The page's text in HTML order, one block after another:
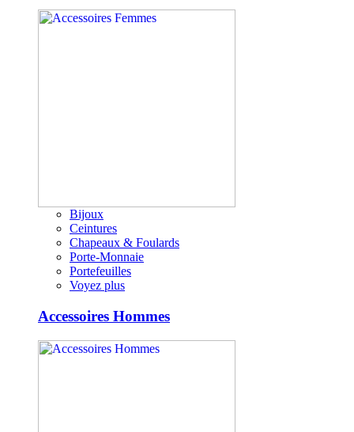
Bijoux
Ceintures
Chapeaux & Foulards
Porte-Monnaie
Portefeuilles
Voyez plus
Accessoires Hommes